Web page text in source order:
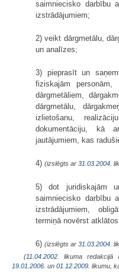
saimniecisko darbību
izstrādājumiem;
2) veikt dārgmetālu,
un analīzes;
3) pieprasīt un
fiziskajām
dārgmetāliem,
dārgmetālu,
izlietošanu,
dokumentāciju, kā
jautājumiem, kas
4) (izslēgts ar 31.03.2004 .
5) dot juridiskajām
saimniecisko darbību
izstrādājumiem,
termiņā novērst
6) (izslēgts ar 31.03.2004 .
(11.04.2002 . likuma
19.01.2006. un 01.12.2009 . likumu,